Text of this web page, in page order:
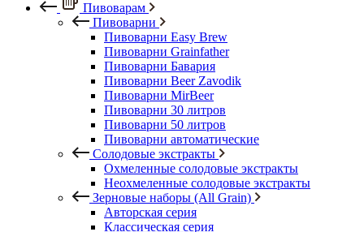
Пивоварам
Пивоварни
Пивоварни Easy Brew
Пивоварни Grainfather
Пивоварни Бавария
Пивоварни Beer Zavodik
Пивоварни MirBeer
Пивоварни 30 литров
Пивоварни 50 литров
Пивоварни автоматические
Солодовые экстракты
Охмеленные солодовые экстракты
Неохмеленные солодовые экстракты
Зерновые наборы (All Grain)
Авторская серия
Классическая серия